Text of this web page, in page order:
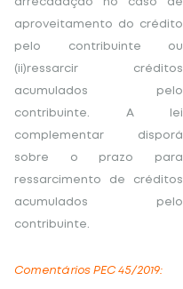
arrecadação no caso de
aproveitamento do crédito
pelo contribuinte ou
(ii)ressarcir créditos
acumulados pelo
contribuinte. A lei
complementar disporá
sobre o prazo para
ressarcimento de créditos
acumulados pelo
contribuinte.
Comentários PEC 45/2019: